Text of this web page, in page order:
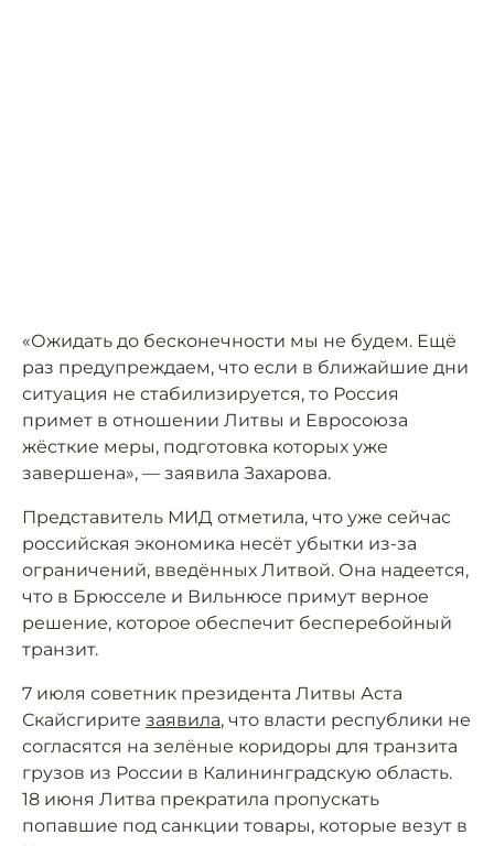
«Ожидать до бесконечности мы не будем. Ещё
раз предупреждаем, что если в ближайшие дни
ситуация не стабилизируется, то Россия
примет в отношении Литвы и Евросоюза
жёсткие меры, подготовка которых уже
завершена», — заявила Захарова.
Представитель МИД отметила, что уже сейчас
российская экономика несёт убытки из-за
ограничений, введённых Литвой. Она надеется,
что в Брюсселе и Вильнюсе примут верное
решение, которое обеспечит бесперебойный
транзит.
7 июля советник президента Литвы Аста
Скайсгирите заявила, что власти республики не
согласятся на зелёные коридоры для транзита
грузов из России в Калининградскую область.
18 июня Литва прекратила пропускать
попавшие под санкции товары, которые везут в